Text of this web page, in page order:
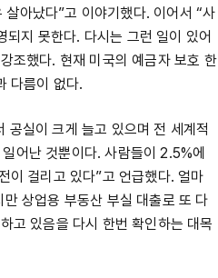
아났다”고 이야기했다. 이어서 “사
지 못한다. 다시는 그런 일이 있어
조했다. 현재 미국의 예금자 보호 한
다름이 없다.
공실이 크게 늘고 있으며 전 세계적
어난 것뿐이다. 사람들이 2.5%에
이 걸리고 있다”고 언급했다. 얼마
만 상업용 부동산 부실 대출로 또 다
고 있음을 다시 한번 확인하는 대목